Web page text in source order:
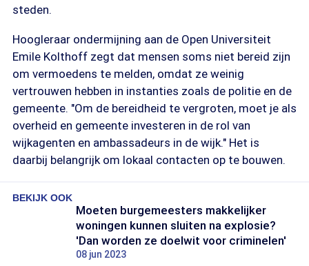
steden.
Hoogleraar ondermijning aan de Open Universiteit
Emile Kolthoff zegt dat mensen soms niet bereid zijn
om vermoedens te melden, omdat ze weinig
vertrouwen hebben in instanties zoals de politie en de
gemeente. "Om de bereidheid te vergroten, moet je als
overheid en gemeente investeren in de rol van
wijkagenten en ambassadeurs in de wijk." Het is
daarbij belangrijk om lokaal contacten op te bouwen.
BEKIJK OOK
Moeten burgemeesters makkelijker
woningen kunnen sluiten na explosie?
'Dan worden ze doelwit voor criminelen'
08 jun 2023